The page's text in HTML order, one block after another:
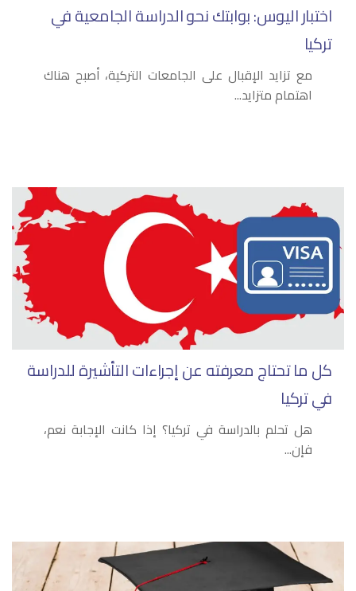
اختبار اليوس: بوابتك نحو الدراسة الجامعية في
تركيا
مع تزايد الإقبال على الجامعات التركية، أصبح هناك
اهتمام متزايد...
كل ما تحتاج معرفته عن إجراءات التأشيرة للدراسة
في تركيا
هل تحلم بالدراسة في تركيا؟ إذا كانت الإجابة نعم،
فإن...